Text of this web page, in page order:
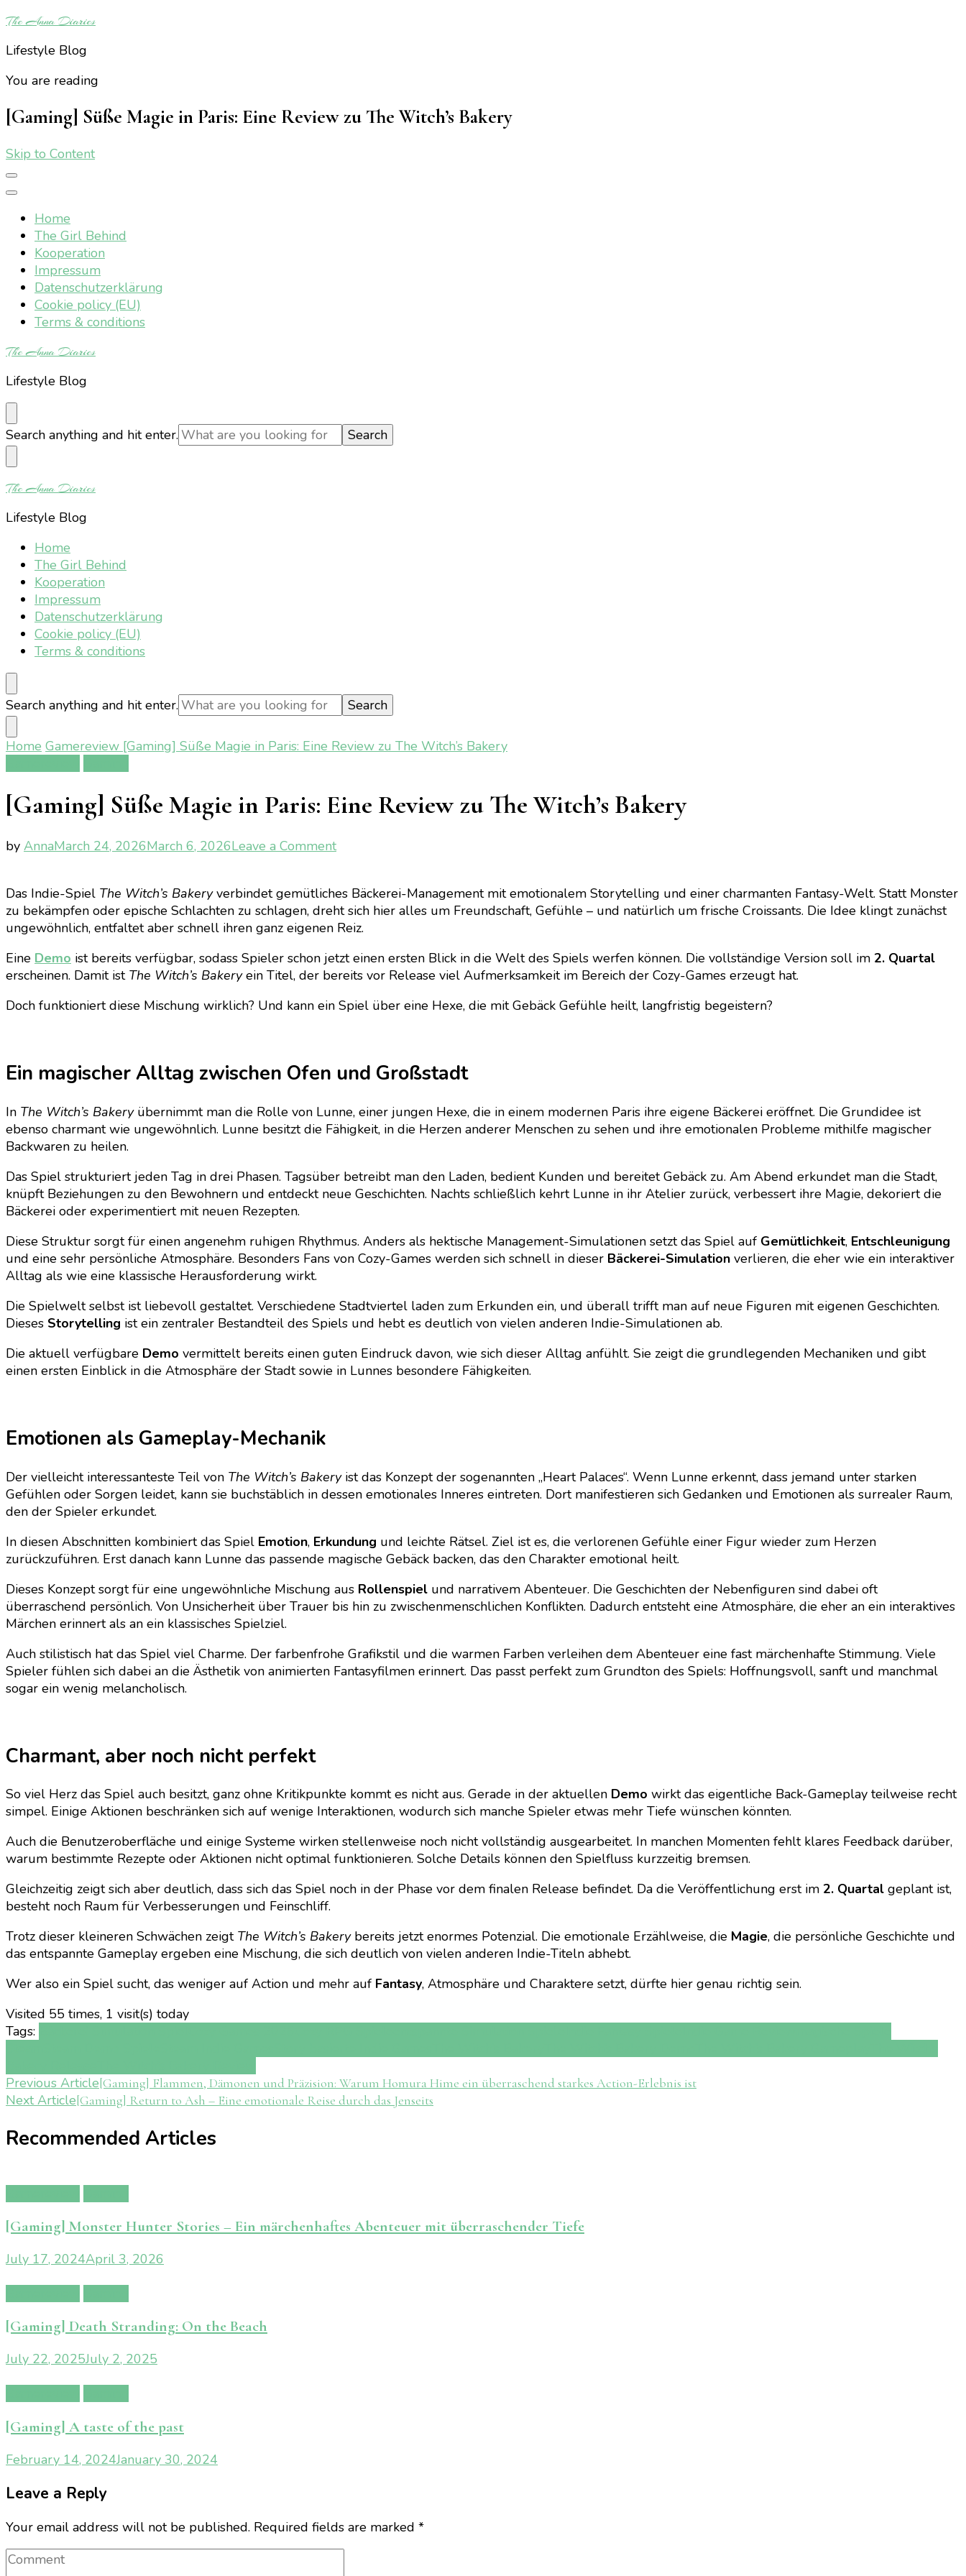
The Anna Diaries
Lifestyle Blog
You are reading
[Gaming] Süße Magie in Paris: Eine Review zu The Witch’s Bakery
Skip to Content
Home
The Girl Behind
Kooperation
Impressum
Datenschutzerklärung
Cookie policy (EU)
Terms & conditions
The Anna Diaries
Lifestyle Blog
Looking
for
Something?
Search anything and hit enter.
The Anna Diaries
Lifestyle Blog
Home
The Girl Behind
Kooperation
Impressum
Datenschutzerklärung
Cookie policy (EU)
Terms & conditions
Looking
for
Something?
Search anything and hit enter.
Home Gamereview [Gaming] Süße Magie in Paris: Eine Review zu The Witch’s Bakery
[Gaming] Süße Magie in Paris: Eine Review zu The Witch’s Bakery
by AnnaMarch 24, 2026March 6, 2026Leave a Commenton
Magie
in
Paris:
Review
zu
The
Witch’s
Das Indie-Spiel The Witch’s Bakeryverbindet gemütliches Bäckerei-Management mit emotionalem Storytelling und einer charmanten Fantasy-Welt. Statt Monster
zu bekämpfen oder epische Schlachten zu schlagen, dreht sich hier alles um Freundschaft, Gefühle – und natürlich um frische Croissants. Die Idee klingt zunächst
ungewöhnlich, entfaltet aber schnell ihren ganz eigenen Reiz.
Eine Demo ist bereits verfügbar, sodass Spieler schon jetzt einen ersten Blick in die Welt des Spiels werfen können. Die vollständige Version soll im 2. Quartal
erscheinen. Damit ist The Witch’s Bakeryein Titel, der bereits vor Release viel Aufmerksamkeit im Bereich der Cozy-Games erzeugt hat.
Doch funktioniert diese Mischung wirklich? Und kann ein Spiel über eine Hexe, die mit Gebäck Gefühle heilt, langfristig begeistern?
Ein magischer Alltag zwischen Ofen und Großstadt
In The Witch’s Bakeryübernimmt man die Rolle von Lunne, einer jungen Hexe, die in einem modernen Paris ihre eigene Bäckerei eröffnet. Die Grundidee ist
ebenso charmant wie ungewöhnlich. Lunne besitzt die Fähigkeit, in die Herzen anderer Menschen zu sehen und ihre emotionalen Probleme mithilfe magischer
Backwaren zu heilen.
Das Spiel strukturiert jeden Tag in drei Phasen. Tagsüber betreibt man den Laden, bedient Kunden und bereitet Gebäck zu. Am Abend erkundet man die Stadt,
knüpft Beziehungen zu den Bewohnern und entdeckt neue Geschichten. Nachts schließlich kehrt Lunne in ihr Atelier zurück, verbessert ihre Magie, dekoriert die
Bäckerei oder experimentiert mit neuen Rezepten.
Diese Struktur sorgt für einen angenehm ruhigen Rhythmus. Anders als hektische Management-Simulationen setzt das Spiel auf Gemütlichkeit, Entschleunigung
und eine sehr persönliche Atmosphäre. Besonders Fans von Cozy-Games werden sich schnell in dieser Bäckerei-Simulation verlieren, die eher wie ein interaktiver
Alltag als wie eine klassische Herausforderung wirkt.
Die Spielwelt selbst ist liebevoll gestaltet. Verschiedene Stadtviertel laden zum Erkunden ein, und überall trifft man auf neue Figuren mit eigenen Geschichten.
Dieses Storytelling ist ein zentraler Bestandteil des Spiels und hebt es deutlich von vielen anderen Indie-Simulationen ab.
Die aktuell verfügbare Demo vermittelt bereits einen guten Eindruck davon, wie sich dieser Alltag anfühlt. Sie zeigt die grundlegenden Mechaniken und gibt
einen ersten Einblick in die Atmosphäre der Stadt sowie in Lunnes besondere Fähigkeiten.
Emotionen als Gameplay-Mechanik
Der vielleicht interessanteste Teil von The Witch’s Bakeryist das Konzept der sogenannten „Heart Palaces“. Wenn Lunne erkennt, dass jemand unter starken
Gefühlen oder Sorgen leidet, kann sie buchstäblich in dessen emotionales Inneres eintreten. Dort manifestieren sich Gedanken und Emotionen als surrealer Raum,
den der Spieler erkundet.
In diesen Abschnitten kombiniert das Spiel Emotion, Erkundung und leichte Rätsel. Ziel ist es, die verlorenen Gefühle einer Figur wieder zum Herzen
zurückzuführen. Erst danach kann Lunne das passende magische Gebäck backen, das den Charakter emotional heilt.
Dieses Konzept sorgt für eine ungewöhnliche Mischung aus Rollenspiel und narrativem Abenteuer. Die Geschichten der Nebenfiguren sind dabei oft
überraschend persönlich. Von Unsicherheit über Trauer bis hin zu zwischenmenschlichen Konflikten. Dadurch entsteht eine Atmosphäre, die eher an ein interaktives
Märchen erinnert als an ein klassisches Spielziel.
Auch stilistisch hat das Spiel viel Charme. Der farbenfrohe Grafikstil und die warmen Farben verleihen dem Abenteuer eine fast märchenhafte Stimmung. Viele
Spieler fühlen sich dabei an die Ästhetik von animierten Fantasyfilmen erinnert. Das passt perfekt zum Grundton des Spiels: Hoffnungsvoll, sanft und manchmal
sogar ein wenig melancholisch.
Charmant, aber noch nicht perfekt
So viel Herz das Spiel auch besitzt, ganz ohne Kritikpunkte kommt es nicht aus. Gerade in der aktuellen Demo wirkt das eigentliche Back-Gameplay teilweise recht
simpel. Einige Aktionen beschränken sich auf wenige Interaktionen, wodurch sich manche Spieler etwas mehr Tiefe wünschen könnten.
Auch die Benutzeroberfläche und einige Systeme wirken stellenweise noch nicht vollständig ausgearbeitet. In manchen Momenten fehlt klares Feedback darüber,
warum bestimmte Rezepte oder Aktionen nicht optimal funktionieren. Solche Details können den Spielfluss kurzzeitig bremsen.
Gleichzeitig zeigt sich aber deutlich, dass sich das Spiel noch in der Phase vor dem finalen Release befindet. Da die Veröffentlichung erst im 2. Quartal geplant ist,
besteht noch Raum für Verbesserungen und Feinschliff.
Trotz dieser kleineren Schwächen zeigt The Witch’s Bakerybereits jetzt enormes Potenzial. Die emotionale Erzählweise, die Magie, die persönliche Geschichte und
das entspannte Gameplay ergeben eine Mischung, die sich deutlich von vielen anderen Indie-Titeln abhebt.
Wer also ein Spiel sucht, das weniger auf Action und mehr auf Fantasy, Atmosphäre und Charaktere setzt, dürfte hier genau richtig sein.
Visited 55 times, 1 visit(s) today
Tags:
Post
Navigation
Previous Article[Gaming] Flammen, Dämonen und Präzision: Warum Homura Hime ein überraschend starkes Action-Erlebnis ist
Next Article[Gaming] Return to Ash – Eine emotionale Reise durch das Jenseits
Recommended Articles
[Gaming] Monster Hunter Stories – Ein märchenhaftes Abenteuer mit überraschender Tiefe
July 17, 2024April 3, 2026
[Gaming] Death Stranding: On the Beach
July 22, 2025July 2, 2025
[Gaming] A taste of the past
February 14, 2024January 30, 2024
Leave a Reply
Your email address will not be published. Required fields are marked *
Comment